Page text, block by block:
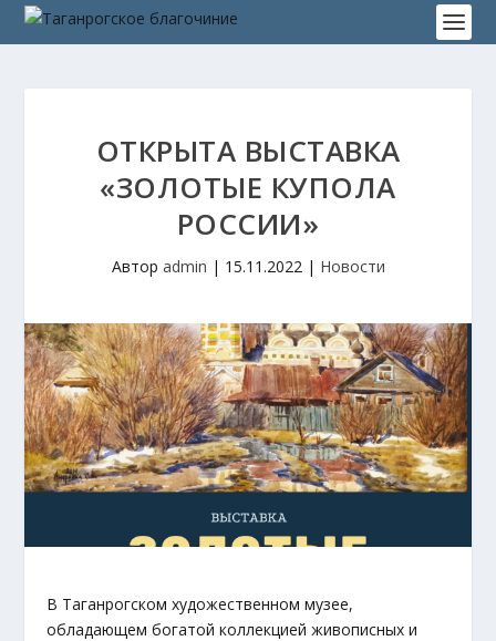
ОТКРЫТА ВЫСТАВКА
«ЗОЛОТЫЕ КУПОЛА
РОССИИ»
Автор admin | 15.11.2022| Новости
В Таганрогском художественном музее,
обладающем богатой коллекцией живописных и